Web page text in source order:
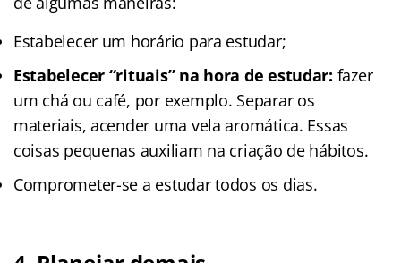
Estabelecer um horário para estudar;
Estabelecer “rituais” na hora de estudar: fazer
um chá ou café, por exemplo. Separar os
materiais, acender uma vela aromática. Essas
coisas pequenas auxiliam na criação de hábitos.
Comprometer-se a estudar todos os dias.